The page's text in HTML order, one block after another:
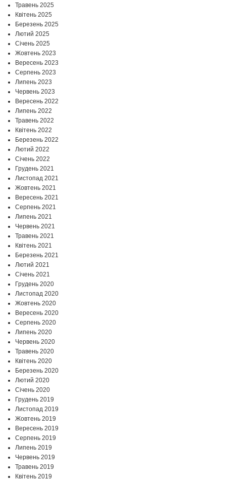
Травень 2025
Квітень 2025
Березень 2025
Лютий 2025
Січень 2025
Жовтень 2023
Вересень 2023
Серпень 2023
Липень 2023
Червень 2023
Вересень 2022
Липень 2022
Травень 2022
Квітень 2022
Березень 2022
Лютий 2022
Січень 2022
Грудень 2021
Листопад 2021
Жовтень 2021
Вересень 2021
Серпень 2021
Липень 2021
Червень 2021
Травень 2021
Квітень 2021
Березень 2021
Лютий 2021
Січень 2021
Грудень 2020
Листопад 2020
Жовтень 2020
Вересень 2020
Серпень 2020
Липень 2020
Червень 2020
Травень 2020
Квітень 2020
Березень 2020
Лютий 2020
Січень 2020
Грудень 2019
Листопад 2019
Жовтень 2019
Вересень 2019
Серпень 2019
Липень 2019
Червень 2019
Травень 2019
Квітень 2019